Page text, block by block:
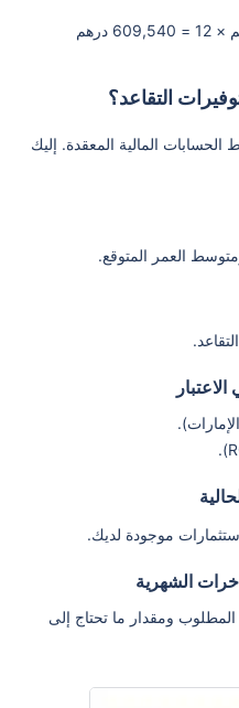
الدخل السنوي المطلوب: 50,795 درهم × 12 = 609,540 درهم
التقاعد؟
المالية المعقدة. إليك
العمر المتوقع.
موجودة لديك.
المطلوب ومقدار ما تحتاج إلى